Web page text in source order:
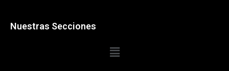
Nuestras Secciones